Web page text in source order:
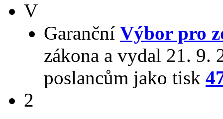
V
Garanční Výbor pro
zákona a vydal 21. 9.
poslancům jako tisk
2